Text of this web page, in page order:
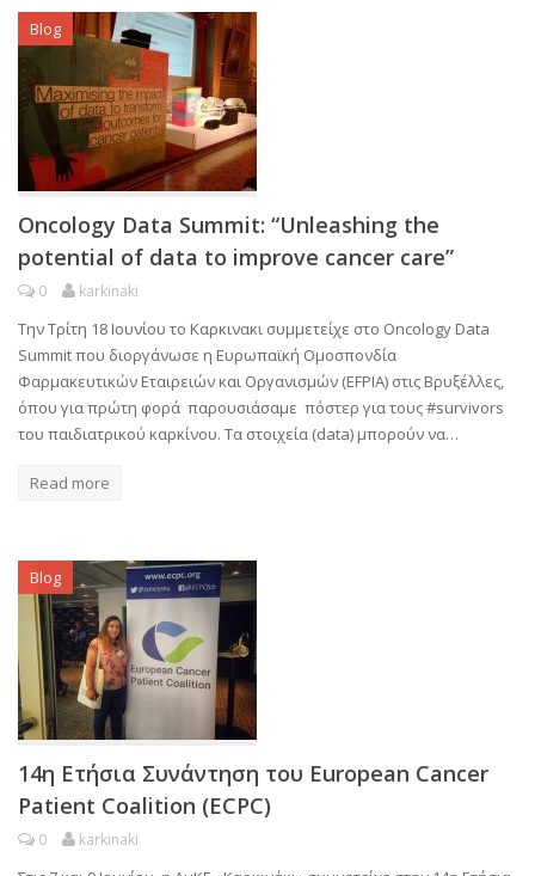
Blog
Oncology Data Summit: “Unleashing the
potential of data to improve cancer care”
0 karkinaki
Την Τρίτη 18 Ιουνίου το Καρκινακι συμμετείχε στο Oncology Data
Summit που διοργάνωσε η Ευρωπαϊκή Ομοσπονδία
Φαρμακευτικών Εταιρειών και Οργανισμών (EFPIA) στις Βρυξέλλες,
όπου για πρώτη φορά παρουσιάσαμε πόστερ για τους #survivors
του παιδιατρικού καρκίνου. Τα στοιχεία (data) μπορούν να…
Read more
Blog
14η Ετήσια Συνάντηση του European Cancer
Patient Coalition (ECPC)
0 karkinaki